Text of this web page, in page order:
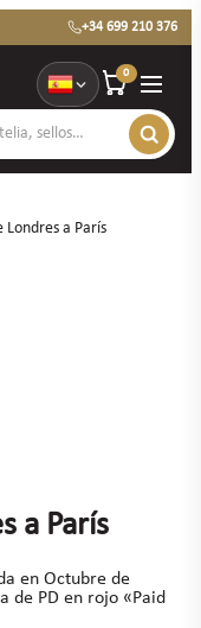
+34 699 210 376
0
Londres a París
a París
en Octubre de
de PD en rojo «Paid